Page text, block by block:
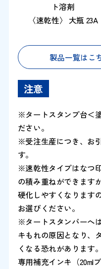
ト溶剤
〈速乾性〉 大瓶 23A
製品一覧はこ
注意
※タートスタンプ台＜
ださい。
※受注生産につき、お
す。
※速乾性タイプはなつ
の積み重ねができます
硬化しやすくなります
お選びください。
※タートスタンパーへ
キもれの原因となり、
くなる恐れがあります
専用補充インキ（20ml